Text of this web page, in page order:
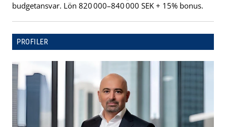
budgetansvar. Lön 820 000–840 000 SEK + 15% bonus.
PROFILER